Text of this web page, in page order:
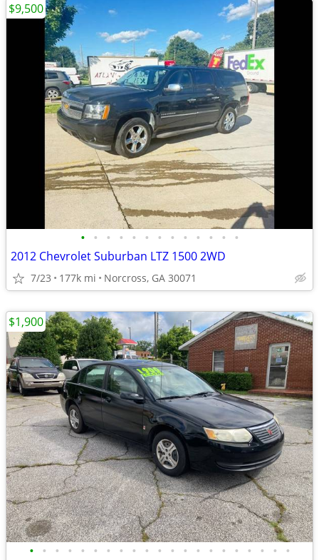
• • • • • • • • • • • • •
2012 Chevrolet Suburban LTZ 1500 2WD
7/23 177k mi Norcross, GA 30071
$9,500
• • • • • • • • • • • • • • • • • • • • •
$1,900